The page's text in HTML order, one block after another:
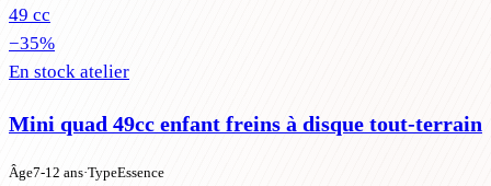
49 cc
−35%
En stock atelier
Mini quad 49cc enfant freins à disque tout-terrain
Âge7-12 ans·TypeEssence